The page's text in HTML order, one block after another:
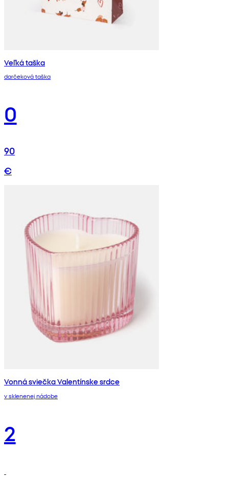
Veľká taška
darčeková taška
0
90
€
Vonná sviečka Valentínske srdce
v sklenenej nádobe
2